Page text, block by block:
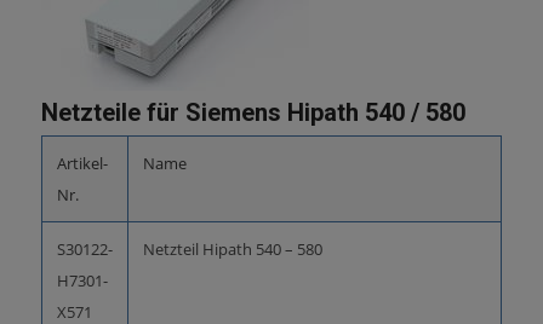
Netzteile für Siemens Hipath 540 / 580
Artikel-
Nr.
Name
S30122-
H7301-
X571
Netzteil Hipath 540 – 580